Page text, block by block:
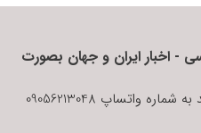
- اخبار ایران و جهان بصورت
جهت ارتباط با مدیر رسانه می توانید به شماره واتساپ 09056213048